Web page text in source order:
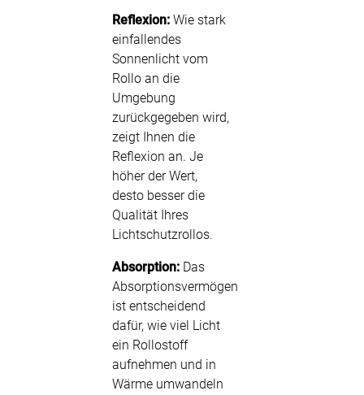
Reflexion: Wie stark
einfallendes
Sonnenlicht vom
Rollo an die
Umgebung
zurückgegeben wird,
zeigt Ihnen die
Reflexion an. Je
höher der Wert,
desto besser die
Qualität Ihres
Lichtschutzrollos.
Absorption: Das
Absorptionsvermögen
ist entscheidend
dafür, wie viel Licht
ein Rollostoff
aufnehmen und in
Wärme umwandeln